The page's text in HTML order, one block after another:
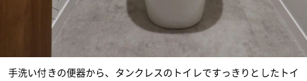
手洗い付きの便器から、タンクレスのトイレですっきりとしたトイ